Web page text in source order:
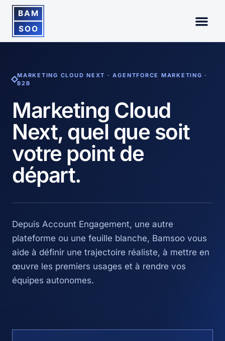
MARKETING CLOUD NEXT · AGENTFORCE MARKETING ·
B2B
Marketing Cloud
Next, quel que soit
votre point de
départ.
Depuis Account Engagement, une autre
plateforme ou une feuille blanche, Bamsoo vous
aide à définir une trajectoire réaliste, à mettre en
œuvre les premiers usages et à rendre vos
équipes autonomes.